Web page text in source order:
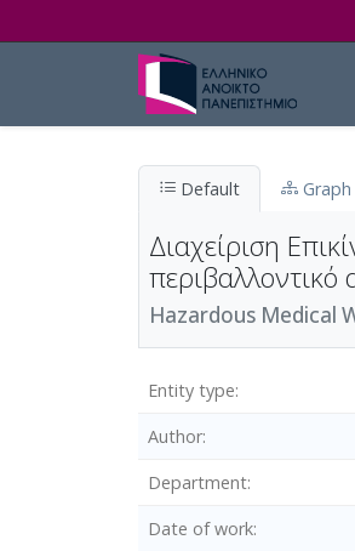
Default Graph
Διαχείριση
Hazardous Medical
Entity type
Author
Department
Date of work